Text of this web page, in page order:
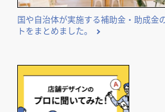
国や自治体が実施する補助金・助成金
トをまとめました。